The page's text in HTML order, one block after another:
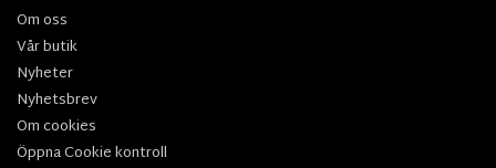
Om oss
Vår butik
Nyheter
Nyhetsbrev
Om cookies
Öppna Cookie kontroll